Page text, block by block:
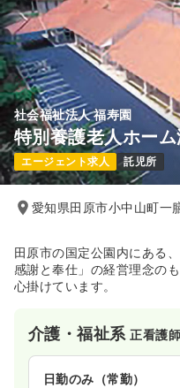
社会福祉法人 福寿園
特別養護老人ホー
エージェント求人 託児所
愛知県田原市小中山町一
田原市の国定公園内にある
感謝と奉仕」の経営理念の
心掛けています。
介護・福祉系正看護師
日勤のみ（常勤）